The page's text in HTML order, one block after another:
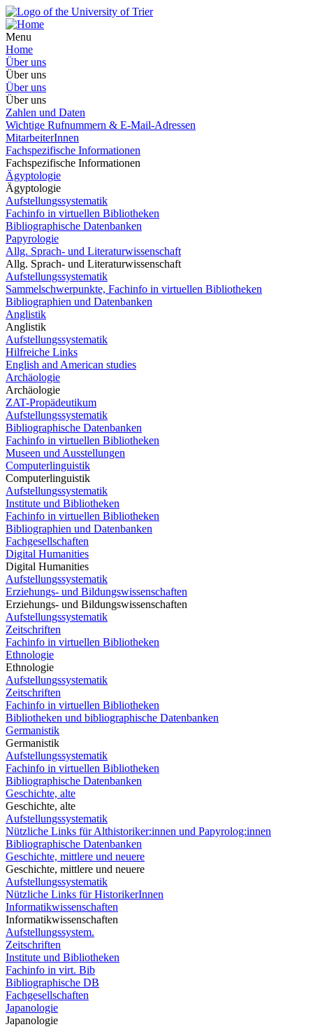
Menu
Home
Über uns
Über uns
Über uns
Über uns
Zahlen und Daten
Wichtige Rufnummern & E-Mail-Adressen
MitarbeiterInnen
Fachspezifische Informationen
Fachspezifische Informationen
Ägyptologie
Ägyptologie
Aufstellungssystematik
Fachinfo in virtuellen Bibliotheken
Bibliographische Datenbanken
Papyrologie
Allg. Sprach- und Literaturwissenschaft
Allg. Sprach- und Literaturwissenschaft
Aufstellungssystematik
Sammelschwerpunkte, Fachinfo in virtuellen Bibliotheken
Bibliographien und Datenbanken
Anglistik
Anglistik
Aufstellungssystematik
Hilfreiche Links
English and American studies
Archäologie
Archäologie
ZAT-Propädeutikum
Aufstellungssystematik
Bibliographische Datenbanken
Fachinfo in virtuellen Bibliotheken
Museen und Ausstellungen
Computerlinguistik
Computerlinguistik
Aufstellungssystematik
Institute und Bibliotheken
Fachinfo in virtuellen Bibliotheken
Bibliographien und Datenbanken
Fachgesellschaften
Digital Humanities
Digital Humanities
Aufstellungssystematik
Erziehungs- und Bildungswissenschaften
Erziehungs- und Bildungswissenschaften
Aufstellungssystematik
Zeitschriften
Fachinfo in virtuellen Bibliotheken
Ethnologie
Ethnologie
Aufstellungssystematik
Zeitschriften
Fachinfo in virtuellen Bibliotheken
Bibliotheken und bibliographische Datenbanken
Germanistik
Germanistik
Aufstellungssystematik
Fachinfo in virtuellen Bibliotheken
Bibliographische Datenbanken
Geschichte, alte
Geschichte, alte
Aufstellungssystematik
Nützliche Links für Althistoriker:innen und Papyrolog:innen
Bibliographische Datenbanken
Geschichte, mittlere und neuere
Geschichte, mittlere und neuere
Aufstellungssystematik
Nützliche Links für HistorikerInnen
Informatikwissenschaften
Informatikwissenschaften
Aufstellungssystem.
Zeitschriften
Institute und Bibliotheken
Fachinfo in virt. Bib
Bibliographische DB
Fachgesellschaften
Japanologie
Japanologie